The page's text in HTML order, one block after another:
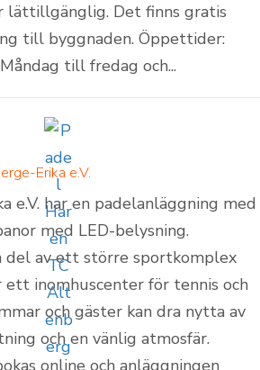
lättillgänglig. Det finns gratis
till byggnaden. Öppettider:
till fredag och...
Erika e.V.
e.V. har en padelanläggning med
med LED-belysning.
del av ett större sportkomplex
ett inomhuscenter för tennis och
och gäster kan dra nytta av
och en vänlig atmosfär.
online och anläggningen